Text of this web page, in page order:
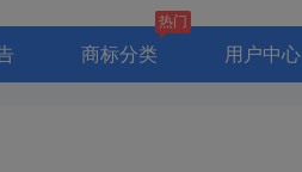
商标分类
热门
用户中心